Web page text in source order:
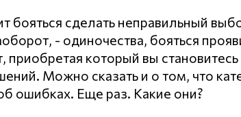
бояться сделать неправильный
- одиночества, бояться
который вы
Можно сказать и о том, что
ошибках. Еще раз. Какие они?